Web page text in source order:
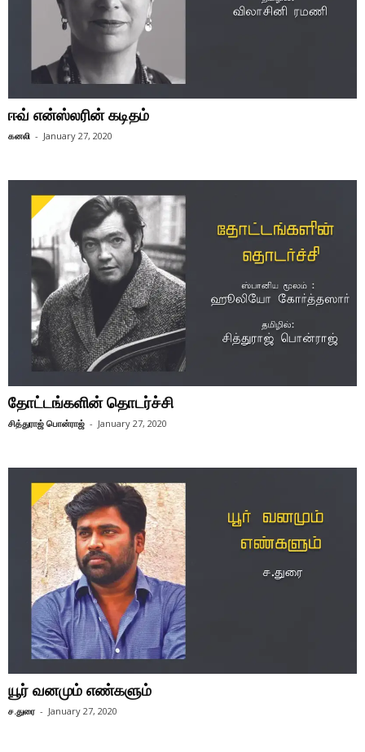
ஈவ் என்ஸ்லரின் கடிதம்
கனலி - January 27, 2020
தோட்டங்களின் தொடர்ச்சி
சித்துராஜ் பொன்ராஜ் - January 27, 2020
யூர் வனமும் எண்களும்
ச.துரை - January 27, 2020